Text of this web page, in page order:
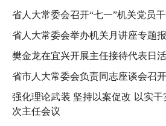
省人大常委会召开“七一”机关党员
省人大常委会举办机关月讲座专题
樊金龙在宜兴开展主任接待代表日
省市人大常委会负责同志座谈会召开
强化理论武装 坚持以案促改 以实
次主任会议